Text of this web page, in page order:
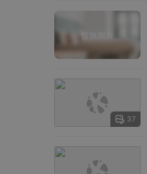
暫無圖片
37